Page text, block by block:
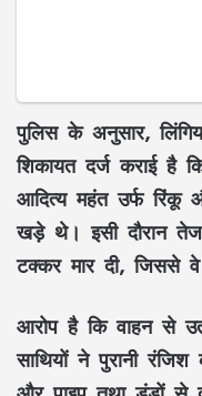
पुलिस के अनुसार,
शिकायत दर्ज कराई है
आदित्य महंत उर्फ रिंकू
खड़े थे। इसी दौरान
टक्कर मार दी, जिससे
आरोप है कि वाहन से
साथियों ने पुरानी